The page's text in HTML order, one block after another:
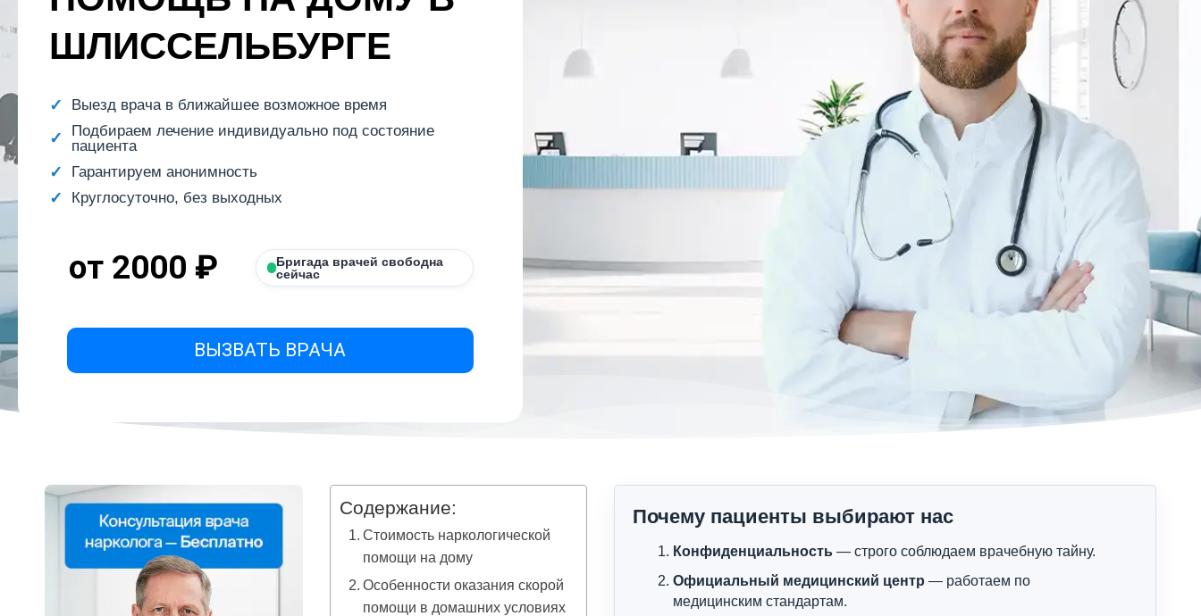
ШЛИССЕЛЬБУРГЕ
Выезд врача в ближайшее возможное время
Подбираем лечение индивидуально под состояние
пациента
Гарантируем анонимность
Круглосуточно, без выходных
от 2000 ₽
Бригада врачей свободна
сейчас
ВЫЗВАТЬ ВРАЧА
Содержание:
Стоимость наркологической
помощи на дому
Особенности оказания скорой
помощи в домашних условиях
Почему пациенты выбирают нас
Конфиденциальность— строго соблюдаем врачебную тайну.
Официальный медицинский центр — работаем по
медицинским стандартам.